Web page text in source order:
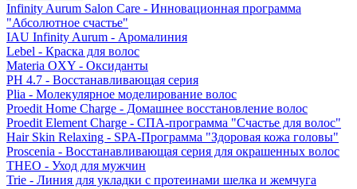
Infinity Aurum Salon Care - Инновационная программа
"Абсолютное счастье"
IAU Infinity Aurum - Аромалиния
Lebel - Краска для волос
Materia OXY - Оксиданты
PH 4.7 - Восстанавливающая серия
Plia - Молекулярное моделирование волос
Proedit Home Charge - Домашнее восстановление волос
Proedit Element Charge - СПА-программа "Счастье для волос"
Hair Skin Relaxing - SPA-Программа "Здоровая кожа головы"
Proscenia - Восстанавливающая серия для окрашенных волос
THEO - Уход для мужчин
Trie - Линия для укладки с протеинами шелка и жемчуга